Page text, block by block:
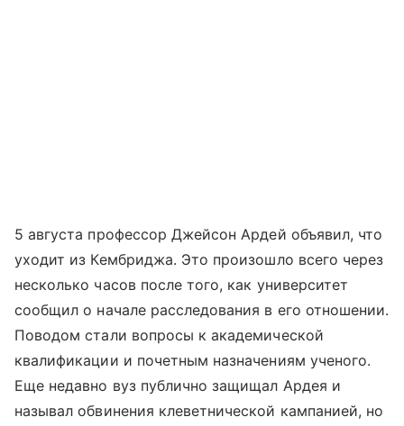
5 августа профессор Джейсон Ардей объявил, что
уходит из Кембриджа. Это произошло всего через
несколько часов после того, как университет
сообщил о начале расследования в его отношении.
Поводом стали вопросы к академической
квалификации и почетным назначениям ученого.
Еще недавно вуз публично защищал Ардея и
называл обвинения клеветнической кампанией, но